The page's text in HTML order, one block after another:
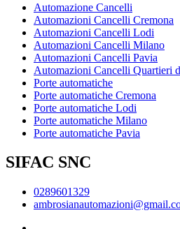
Automazione Cancelli
Automazioni Cancelli Cremona
Automazioni Cancelli Lodi
Automazioni Cancelli Milano
Automazioni Cancelli Pavia
Automazioni Cancelli Quartieri
Porte automatiche
Porte automatiche Cremona
Porte automatiche Lodi
Porte automatiche Milano
Porte automatiche Pavia
SIFAC SNC
0289601329